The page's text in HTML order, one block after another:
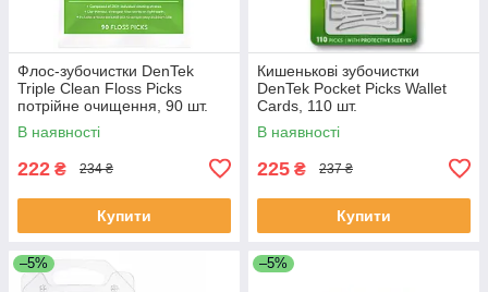
Флоc-зубочистки DenTek
Triple Clean Floss Picks
потрійне очищення, 90 шт.
В наявності
222 ₴ 234 ₴
Купити
Кишенькові зубочистки
DenTek Pocket Picks Wallet
Cards, 110 шт.
В наявності
225 ₴ 237 ₴
Купити
–5% –5%